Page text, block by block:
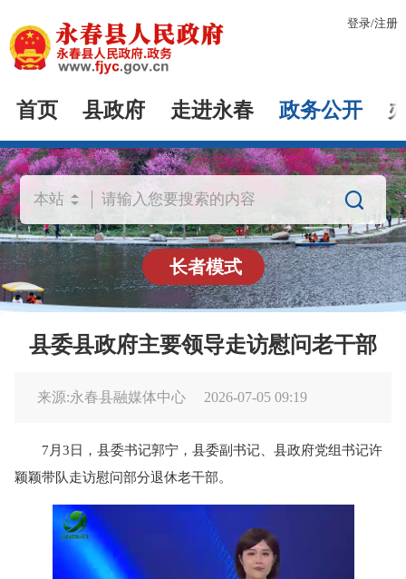
登录/注册
首页 县政府 走进永春 政务公开

长者模式
县委县政府主要领导走访慰问老干部
来源:永春县融媒体中心 2026-07-05 09:19
7月3日，县委书记郭宁，县委副书记、县政府党组书记许
颖颖带队走访慰问部分退休老干部。